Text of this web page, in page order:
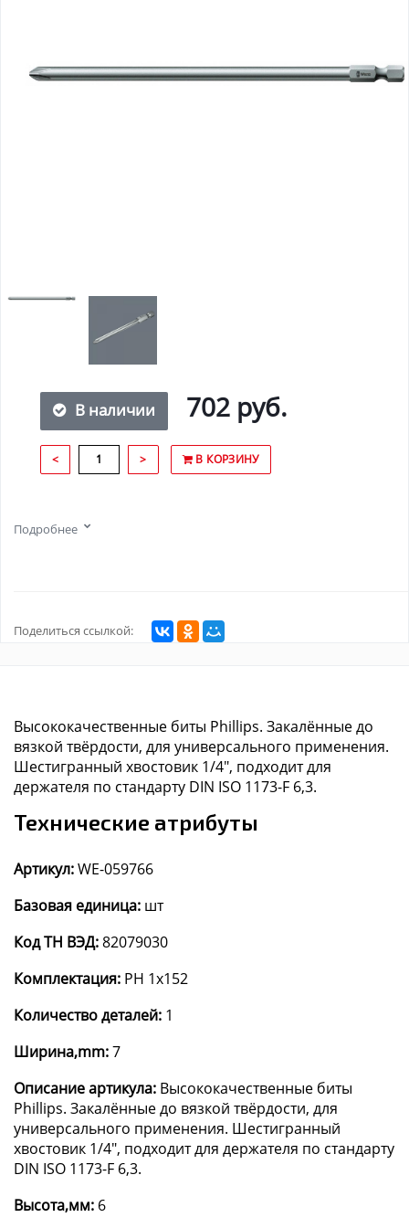
В наличии 702 руб.
< > В КОРЗИНУ
Подробнее
Поделиться ссылкой:
Высококачественные биты Phillips. Закалённые до
вязкой твёрдости, для универсального применения.
Шестигранный хвостовик 1/4", подходит для
держателя по стандарту DIN ISO 1173-F 6,3.
Технические атрибуты
Артикул:WE-059766
Базовая единица: шт
Код ТН ВЭД:82079030
Комплектация: PH 1x152
Количество деталей: 1
Ширина,mm:7
Описание артикула: Высококачественные биты
Phillips. Закалённые до вязкой твёрдости, для
универсального применения. Шестигранный
хвостовик 1/4", подходит для держателя по стандарту
DIN ISO 1173-F 6,3.
Высота,мм: 6